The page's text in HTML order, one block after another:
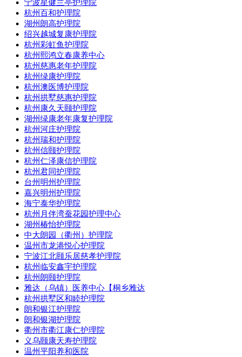
宁波星健兰亭护理院
杭州百和护理院
湖州朗高护理院
绍兴越城复康护理院
杭州彩虹鱼护理院
杭州熙鸿立春康养中心
杭州慈惠老年护理院
杭州绿康护理院
杭州澳医博护理院
杭州拱墅慈惠护理院
杭州康久天颐护理院
湖州绿康老年康复护理院
杭州河庄护理院
杭州瑞和护理院
杭州信颐护理院
杭州仁泽康信护理院
杭州君同护理院
台州明州护理院
嘉兴明州护理院
海宁泰华护理院
杭州月伴湾蚕花园护理中心
湖州椿怡护理院
中大朗园（衢州）护理院
温州市龙港悦心护理院
宁波江北颐乐居慈孝护理院
杭州临安鑫宇护理院
杭州朗颐护理院
雅达（乌镇）医养中心【桐乡雅达
杭州拱墅区和睦护理院
朗和银江护理院
朗和银湖护理院
衢州市衢江康仁护理院
义乌颐康天寿护理院
温州平阳养和医院